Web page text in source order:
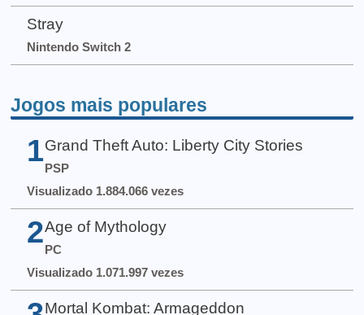
Stray
Nintendo Switch 2
Jogos mais populares
1 Grand Theft Auto: Liberty City Stories
PSP
Visualizado 1.884.066 vezes
2 Age of Mythology
PC
Visualizado 1.071.997 vezes
Mortal Kombat: Armageddon